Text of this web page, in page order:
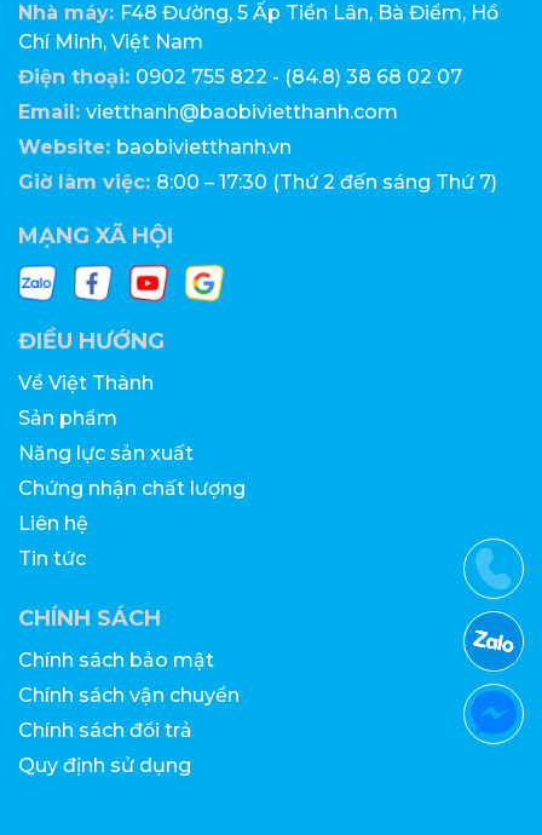
Nhà máy: F48 Đường, 5 Ấp Tiền Lân, Bà Điểm, Hồ
Chí Minh, Việt Nam
Điện thoại: 0902 755 822 - (84.8) 38 68 02 07
Email: vietthanh@baobivietthanh.com
Website: baobivietthanh.vn
Giờ làm việc: 8:00 – 17:30 (Thứ 2 đến sáng Thứ 7)
MẠNG XÃ HỘI
ĐIỀU HƯỚNG
Về Việt Thành
Sản phẩm
Năng lực sản xuất
Chứng nhận chất lượng
Liên hệ
Tin tức
CHÍNH SÁCH
Chính sách bảo mật
Chính sách vận chuyển
Chính sách đổi trả
Quy định sử dụng